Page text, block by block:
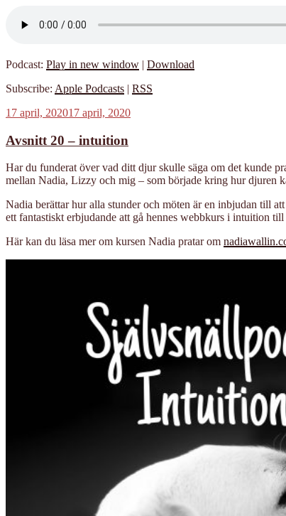
Podcast: Play in new window | Download
Subscribe: Apple Podcasts | RSS
Publicerat
17 april, 202017 april, 2020
Avsnitt 20 – intuition
Har du funderat över vad ditt djur skulle säga om det kunde
mellan Nadia, Lizzy och mig – som började kring hur djuren
Nadia berättar hur alla stunder och möten är en inbjudan till
ett fantastiskt erbjudande att gå hennes webbkurs i intuition
Här kan du läsa mer om kursen Nadia pratar om